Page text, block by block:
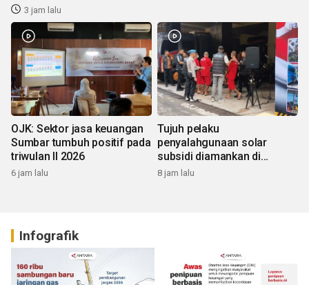
3 jam lalu
OJK: Sektor jasa keuangan
Sumbar tumbuh positif pada
triwulan II 2026
6 jam lalu
Tujuh pelaku
penyalahgunaan solar
subsidi diamankan di
Sumbar
8 jam lalu
Infografik